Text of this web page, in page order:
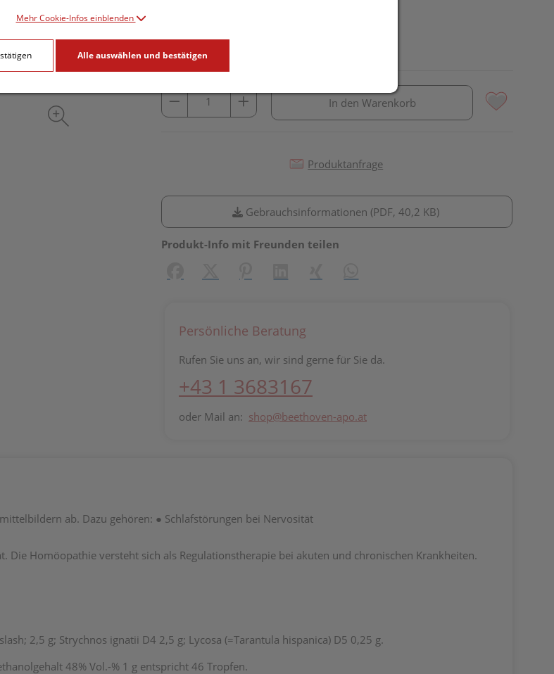
lieferbar
In den Warenkorb
Produktanfrage
Gebrauchsinformationen (PDF, 40,2 KB)
Produkt-Info mit Freunden teilen
Persönliche Beratung
Rufen Sie uns an, wir sind gerne für Sie da.
+43 1 3683167
oder Mail an: shop@beethoven-apo.at
ab. Dazu gehören: ● Schlafstörungen bei Nervosität
Die Homöopathie versteht sich als Regulationstherapie bei akuten und chronischen Krankheiten.
2,5 g; Strychnos ignatii D4 2,5 g; Lycosa (=Tarantula hispanica) D5 0,25 g.
48% Vol.-% 1 g entspricht 46 Tropfen.
Mehr Cookie-Infos einblenden
Alle auswählen und bestätigen